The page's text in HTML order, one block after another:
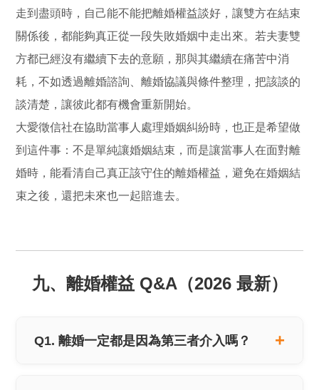
走到盡頭時，自己能不能把離婚權益談好，讓雙方在結束
關係後，都能夠真正從一段失敗婚姻中走出來。若夫妻雙
方都已經沒有繼續下去的意願，那與其繼續在痛苦中消
耗，不如透過離婚諮詢、離婚協議與條件整理，把該談的
談清楚，讓彼此都有機會重新開始。
大愛徵信社在協助當事人處理婚姻糾紛時，也正是希望做
到這件事：不是單純讓婚姻結束，而是讓當事人在面對離
婚時，能看清自己真正該守住的離婚權益，避免在婚姻結
束之後，還把未來也一起賠進去。
九、離婚權益 Q&A（2026 最新）
Q1. 離婚一定都是因為第三者介入嗎？